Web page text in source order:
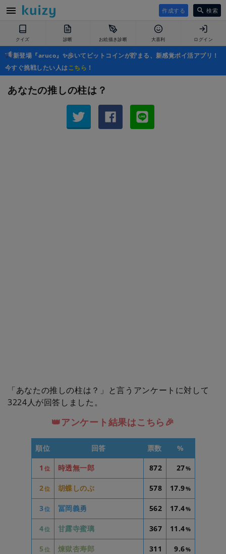
作成する 検索
クイズ 診断 お絵描き診断 大喜利 ログイン
新登場『aruco』✨歩いてビットコインが貯まる、新感覚ポイ活アプリ！
今すぐ挑戦したい人はこちら ！
あなたの推しの柱は？
「あなたの推しの柱は？」と言うアンケートに対して
3224人が回答しました。
👑アンケート結果はこちら🎉
順位 回答 票数 %
1 位 時透無一郎 872 27%
2位 胡蝶しのぶ 578 17.9%
3位 冨岡義勇 562 17.4%
4位 甘露寺蜜璃 367 11.4%
5 位 煉獄杏寿郎 311 9.6%